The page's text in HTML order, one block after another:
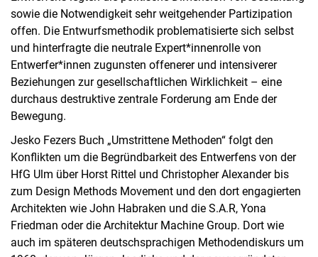
sowie die Notwendigkeit sehr weitgehender Partizipation
offen. Die Entwurfsmethodik problematisierte sich selbst
und hinterfragte die neutrale Expert*innenrolle von
Entwerfer*innen zugunsten offenerer und intensiverer
Beziehungen zur gesellschaftlichen Wirklichkeit – eine
durchaus destruktive zentrale Forderung am Ende der
Bewegung.
Jesko Fezers Buch „Umstrittene Methoden“ folgt den
Konflikten um die Begründbarkeit des Entwerfens von der
HfG Ulm über Horst Rittel und Christopher Alexander bis
zum Design Methods Movement und den dort engagierten
Architekten wie John Habraken und die S.A.R, Yona
Friedman oder die Architektur Machine Group. Dort wie
auch im späteren deutschsprachigen Methodendiskurs um